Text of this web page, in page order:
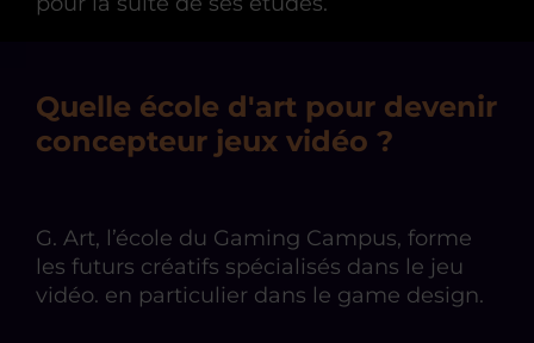
Quelle école d'art pour devenir
concepteur jeux vidéo ?
G. Art, l’école du Gaming Campus, forme
les futurs créatifs spécialisés dans le jeu
vidéo. en particulier dans le game design.